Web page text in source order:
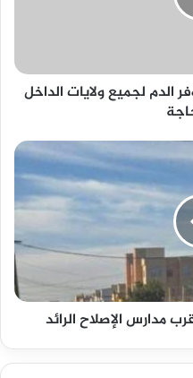
الدم لجميع ولايات الداخل
مدارس الإصلاح الرائد